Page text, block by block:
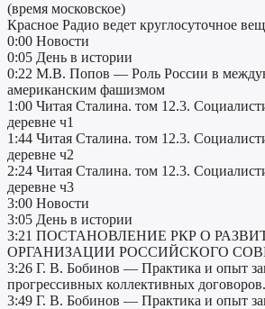
(время московское)
Красное Радио ведет круглосуточное
0:00 Новости
0:05 День в истории
0:22 М.В. Попов — Роль России в
американским фашизмом
1:00 Читая Сталина. том 12.3.
деревне ч1
1:44 Читая Сталина. том 12.3.
деревне ч2
2:24 Читая Сталина. том 12.3.
деревне ч3
3:00 Новости
3:05 День в истории
3:21 ПОСТАНОВЛЕНИЕ РКР О
ОРГАНИЗАЦИИ РОССИЙСКОГО
3:26 Г. В. Бобинов — Практика и опыт
прогрессивных коллективных
3:49 Г. В. Бобинов — Практика и опыт